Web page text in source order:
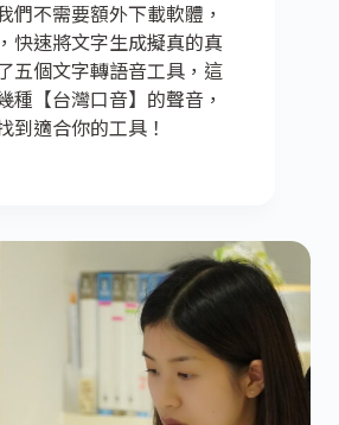
們不需要額外下載軟體，
快速將文字生成擬真的真
五個文字轉語音工具，這
種【台灣口音】的聲音，
到適合你的工具！